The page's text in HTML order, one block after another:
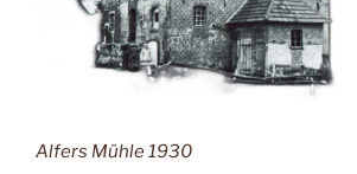
Alfers Mühle 1930